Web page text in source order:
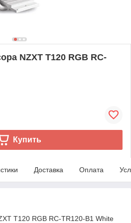
NZXT T120 RGB RC-
Купить
Доставка Оплата
T120 RGB RC-TR120-B1 White